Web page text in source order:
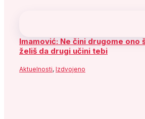
Imamović: Ne čini drugome ono
želiš da drugi učini tebi
Aktuelnosti, Izdvojeno